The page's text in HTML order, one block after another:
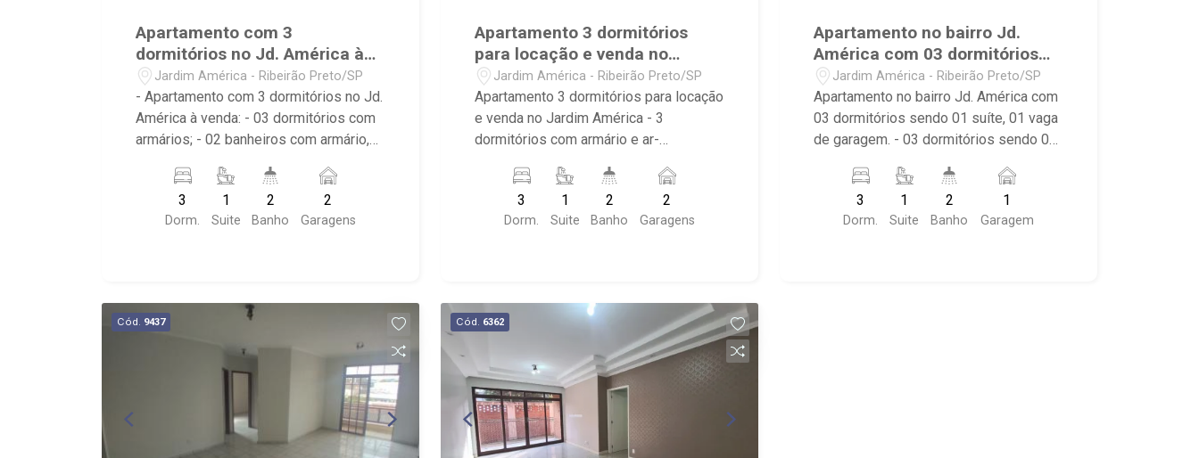
Apartamento com 3
dormitórios no Jd. América à
venda
Jardim América - Ribeirão Preto/SP
- Apartamento com 3 dormitórios no Jd.
América à venda: - 03 dormitórios com
armários; - 02 banheiros com armário,
garagem; - Living dois ambientes; -
Ventilador de teto no imóvel; - Cozinha
planejada; - Despensa; - Área de
quadra de esportes e portaria 24 horas;
- Próximo à Nativas Churrascaria, Oba
Hortifruti e Supermercados Savegnago.
3
Dorm.
1
Suite
2
Banho
2
Garagens
Apartamento 3 dormitórios
para locação e venda no
Jardim América
Jardim América - Ribeirão Preto/SP
Apartamento 3 dormitórios para locação
e venda no Jardim América - 3
dormitórios com armário e ar-
ambientes - Banheiro social - Sacada -
Cozinha planejada - Despensa - Área
de serviço com armário - 2 vagas
esportes e portaria 24 horas - Próximo
à Nativas Churrascaria, Oba Hortifruti e
Supermercados Savegnago
3
Dorm.
1
Suite
2
Banho
2
Garagens
Apartamento no bairro Jd.
América com 03 dormitórios
sendo 01 suite, 01 vaga de
garagem.
Jardim América - Ribeirão Preto/SP
Apartamento no bairro Jd. América com
03 dormitórios sendo 01 suíte, 01 vaga
de garagem. - 03 dormitórios sendo 02
social. - sala de estar e jantar. - sacada.
- cozinha com armários. - área de
serviço. - 01 vaga de garagem. Imóvel
3
Dorm.
1
Suite
2
Banho
1
Garagem
Cód. 9437 Cód. 6362